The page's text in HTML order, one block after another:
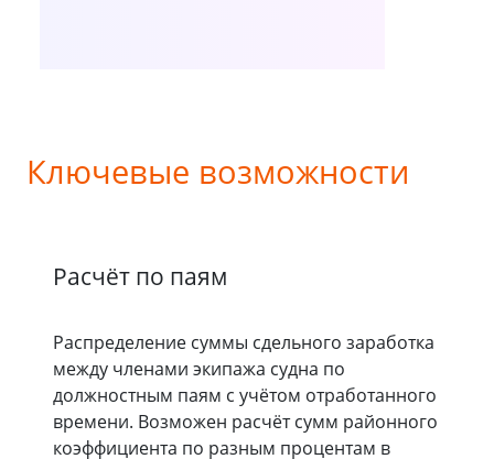
Ключевые возможности
Расчёт по паям
Распределение суммы сдельного заработка
между членами экипажа судна по
должностным паям с учётом отработанного
времени. Возможен расчёт сумм районного
коэффициента по разным процентам в